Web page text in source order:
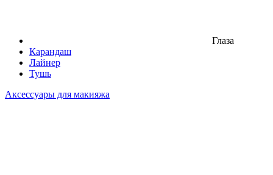
Глаза
Карандаш
Лайнер
Тушь
Аксессуары для макияжа